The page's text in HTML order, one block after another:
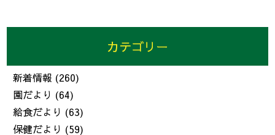
カテゴリー
新着情報 (260)
園だより (64)
給食だより (63)
保健だより (59)